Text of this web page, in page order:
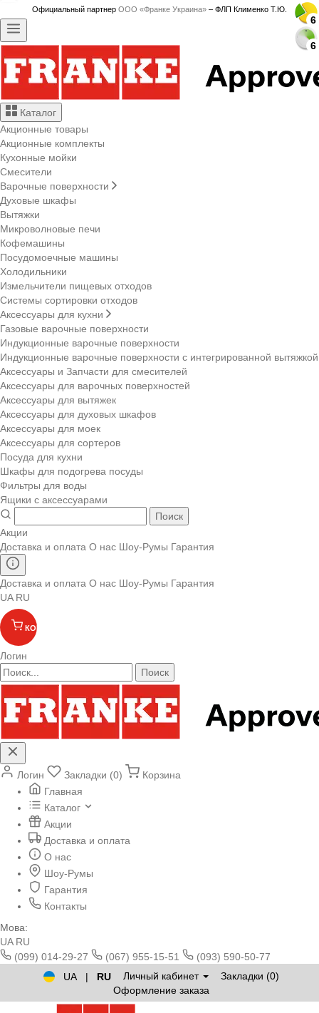
Официальный партнер ООО «Франке Украина» – ФЛП Клименко Т.Ю.
Каталог
Акционные товары
Акционные комплекты
Кухонные мойки
Смесители
Варочные поверхности
Духовые шкафы
Вытяжки
Микроволновые печи
Кофемашины
Посудомоечные машины
Холодильники
Измельчители пищевых отходов
Системы сортировки отходов
Аксессуары для кухни
Газовые варочные поверхности
Индукционные варочные поверхности
Индукционные варочные поверхности с интегрированной вытяжкой
Аксессуары и Запчасти для смесителей
Аксессуары для варочных поверхностей
Аксессуары для вытяжек
Аксессуары для духовых шкафов
Аксессуары для моек
Аксессуары для сортеров
Посуда для кухни
Шкафы для подогрева посуды
Фильтры для воды
Ящики с аксессуарами
Поиск
Акции
Доставка и оплата О нас Шоу-Румы Гарантия
Доставка и оплата О нас Шоу-Румы Гарантия
UA RU
КОРЗИНА
Логин
Поиск
Логин Закладки (0)
Корзина
Главная
Каталог
Акции
Доставка и оплата
О нас
Шоу-Румы
Гарантия
Контакты
Мова:
UA RU
(099) 014-29-27
(067) 955-15-51
(093) 590-50-77
UA
| RU Личный кабинет
Закладки (0)
Оформление заказа
6
6